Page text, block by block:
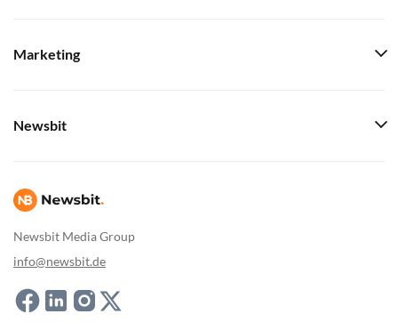
Newsbit Media Group
info@newsbit.de
Marketing
Newsbit